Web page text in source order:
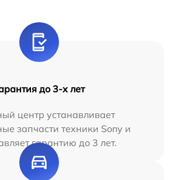
до 3-х лет
центр устанавливает
запчасти техники Sony и
гарантию до 3 лет.